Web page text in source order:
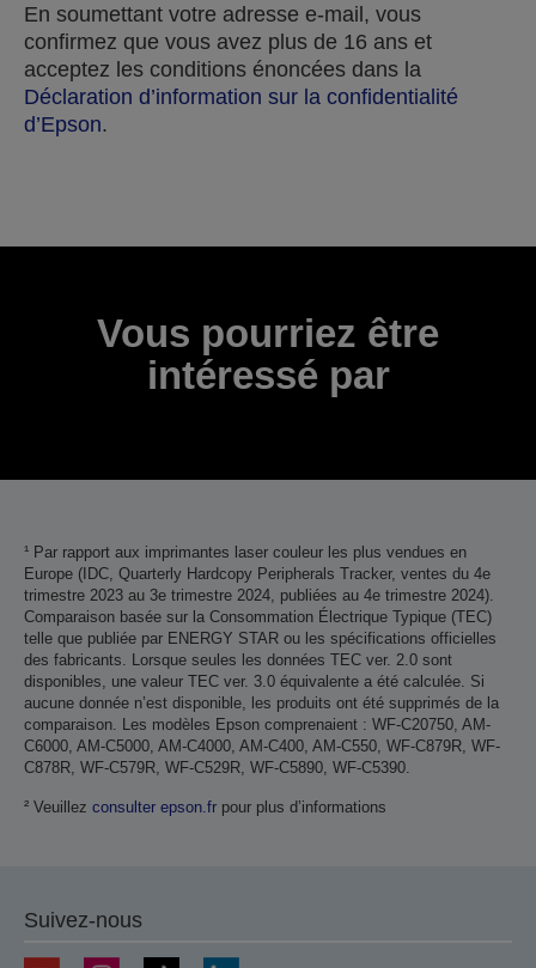
En soumettant votre adresse e-mail, vous
confirmez que vous avez plus de 16 ans et
acceptez les conditions énoncées dans la
Déclaration d’information sur la confidentialité
d’Epson.
Merci pour votre soumission.
ouvrables.
Vous pourriez être
intéressé par
¹ Par rapport aux imprimantes laser couleur les plus vendues en
Europe (IDC, Quarterly Hardcopy Peripherals Tracker, ventes du 4e
trimestre 2023 au 3e trimestre 2024, publiées au 4e trimestre 2024).
Comparaison basée sur la Consommation Électrique Typique (TEC)
telle que publiée par ENERGY STAR ou les spécifications officielles
des fabricants. Lorsque seules les données TEC ver. 2.0 sont
disponibles, une valeur TEC ver. 3.0 équivalente a été calculée. Si
aucune donnée n’est disponible, les produits ont été supprimés de la
comparaison. Les modèles Epson comprenaient : WF-C20750, AM-
C6000, AM-C5000, AM-C4000, AM-C400, AM-C550, WF-C879R, WF-
C878R, WF-C579R, WF-C529R, WF-C5890, WF-C5390.
² Veuillez consulter epson.fr pour plus d’informations
Suivez-nous